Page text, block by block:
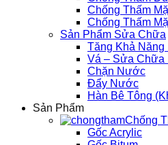
Chống Thấm
Chống Thấm
Sản Phẩm Sửa Chữa
Tăng Khả Năng
Vá – Sửa Chữa
Chặn Nước
Đẩy Nước
Hàn Bê Tông
Sản Phẩm
Chống
Gốc Acrylic